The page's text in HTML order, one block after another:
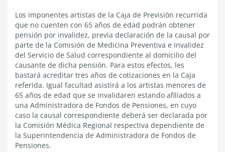
Los imponentes artistas de la Caja de Previsión recurrida
que no cuenten con 65 años de edad podrán obtener
pensión por invalidez, previa declaración de la causal por
parte de la Comisión de Medicina Preventiva e Invalidez
del Servicio de Salud correspondiente al domicilio del
causante de dicha pensión. Para estos efectos, les
bastará acreditar tres años de cotizaciones en la Caja
referida. Igual facultad asistirá a los artistas menores de
65 años de edad que se invalidaren estando afiliados a
una Administradora de Fondos de Pensiones, en cuyo
caso la causal correspondiente deberá ser declarada por
la Comisión Médica Regional respectiva dependiente de
la Superintendencia de Administradora de Fondos de
Pensiones.